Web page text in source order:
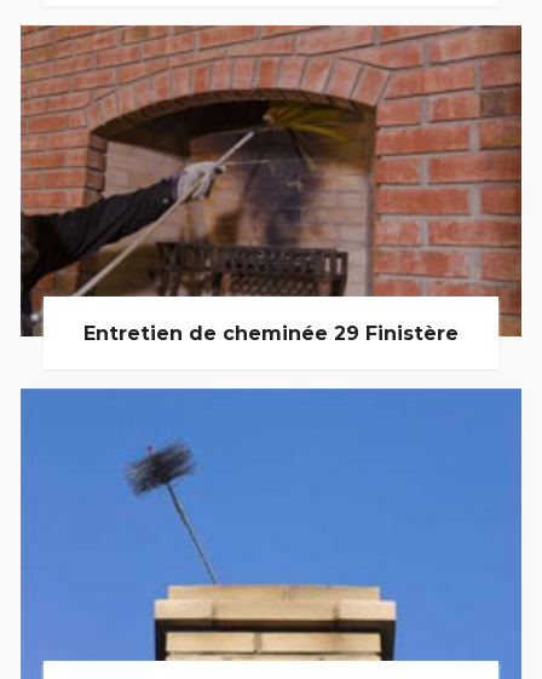
Entretien de cheminée 29 Finistère